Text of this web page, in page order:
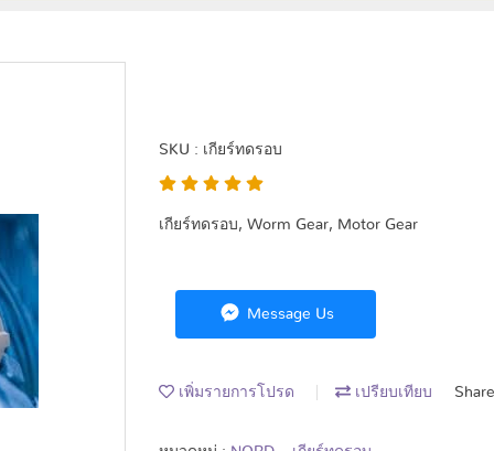
SKU : เกียร์ทดรอบ
เกียร์ทดรอบ, Worm Gear, Motor Gear
Message Us
เพิ่มรายการโปรด เปรียบเทียบ Share